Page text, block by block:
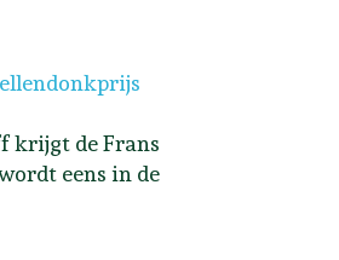
krijgt de Frans
eens in de